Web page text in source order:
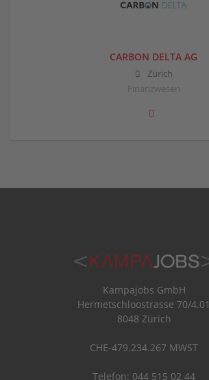
CARBON DELTA AG
Zürich
Finanzwesen
Kampajobs GmbH
Hermetschloostrasse 70/4.01
8048 Zürich
CHE-479.234.267 MWST
Telefon: 044 515 02 44